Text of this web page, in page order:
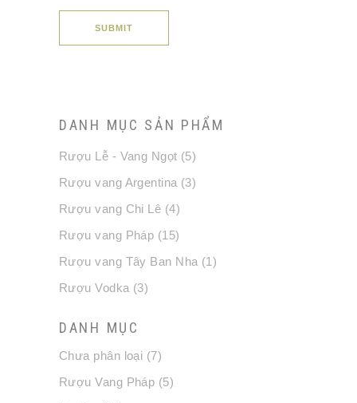
DANH MỤC SẢN PHẨM
Rượu Lễ - Vang Ngọt (5)
Rượu vang Argentina (3)
Rượu vang Chi Lê (4)
Rượu vang Pháp (15)
Rượu vang Tây Ban Nha (1)
Rượu Vodka (3)
DANH MỤC
Chưa phân loại (7)
Rượu Vang Pháp (5)